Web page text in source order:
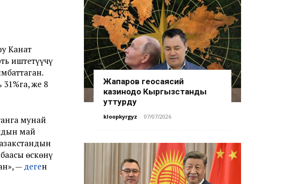
Канат
иштетүүчү
же 8
мунай
май
өскөнү
— деген
Жапаров геосаясий
казинодо Кыргызстанды
уттурду
kloopkyrgyz - 07/07/2026